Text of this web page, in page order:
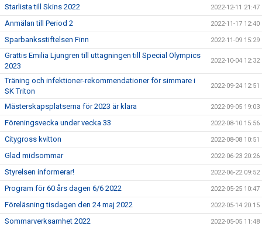
Starlista till Skins 2022 2022-12-11 21:47
Anmälan till Period 2 2022-11-17 12:40
Sparbanksstiftelsen Finn 2022-11-09 15:29
Grattis Emilia Ljungren till uttagningen till Special Olympics
2023
2022-10-04 12:32
Träning och infektioner-rekommendationer för simmare i
SK Triton
2022-09-24 12:51
Mästerskapsplatserna för 2023 är klara 2022-09-05 19:03
Föreningsvecka under vecka 33 2022-08-10 15:56
Citygross kvitton 2022-08-08 10:51
Glad midsommar 2022-06-23 20:26
Styrelsen informerar! 2022-06-22 09:52
Program för 60 års dagen 6/6 2022 2022-05-25 10:47
Föreläsning tisdagen den 24 maj 2022 2022-05-14 20:15
Sommarverksamhet 2022 2022-05-05 11:48